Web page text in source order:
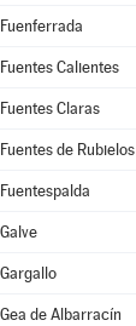
Fuenferrada
Fuentes Calientes
Fuentes Claras
Fuentes de Rubielos
Fuentespalda
Galve
Gargallo
Gea de Albarracín